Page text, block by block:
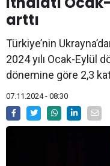
arttı
Türkiye’nin
2024 yılı Ocak-Eylül
dönemine göre 2,3
07.11.2024 - 08:30